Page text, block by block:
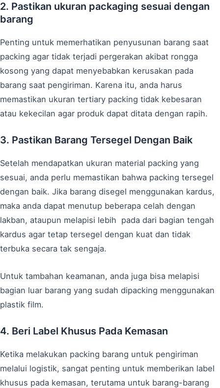
2. Pastikan ukuran packaging sesuai dengan
barang
Penting untuk memerhatikan penyusunan barang saat
packing agar tidak terjadi pergerakan akibat rongga
kosong yang dapat menyebabkan kerusakan pada
barang saat pengiriman. Karena itu, anda harus
memastikan ukuran tertiary packing tidak kebesaran
atau kekecilan agar produk dapat ditata dengan rapih.
3. Pastikan Barang Tersegel Dengan Baik
Setelah mendapatkan ukuran material packing yang
sesuai, anda perlu memastikan bahwa packing tersegel
dengan baik. Jika barang disegel menggunakan kardus,
maka anda dapat menutup beberapa celah dengan
lakban, ataupun melapisi lebih pada dari bagian tengah
kardus agar tetap tersegel dengan kuat dan tidak
terbuka secara tak sengaja.
Untuk tambahan keamanan, anda juga bisa melapisi
bagian luar barang yang sudah dipacking menggunakan
plastik film.
4. Beri Label Khusus Pada Kemasan
Ketika melakukan packing barang untuk pengiriman
melalui logistik, sangat penting untuk memberikan label
khusus pada kemasan, terutama untuk barang-barang